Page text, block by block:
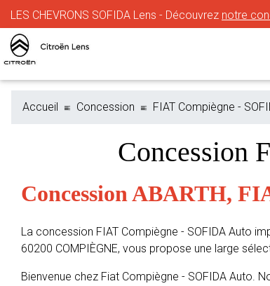
LES CHEVRONS SOFIDA Lens - Découvrez notre
Accueil Concession FIAT Compiègne -
Concession
Concession ABARTH,
La concession FIAT Compiègne - SOFIDA Auto
60200 COMPIÈGNE, vous propose une large
Bienvenue chez Fiat Compiègne - SOFIDA Auto.